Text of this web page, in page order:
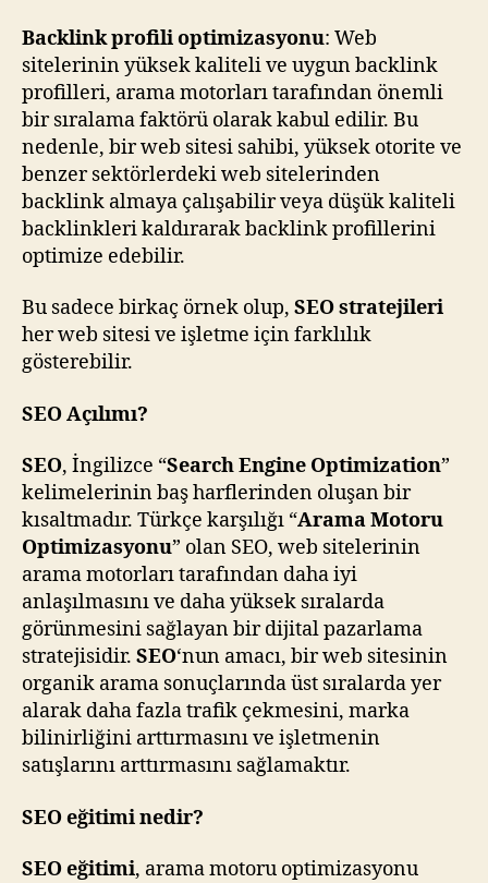
Backlink profili optimizasyonu: Web
sitelerinin yüksek kaliteli ve uygun backlink
profilleri, arama motorları tarafından önemli
bir sıralama faktörü olarak kabul edilir. Bu
nedenle, bir web sitesi sahibi, yüksek otorite ve
benzer sektörlerdeki web sitelerinden
backlink almaya çalışabilir veya düşük kaliteli
backlinkleri kaldırarak backlink profillerini
optimize edebilir.
Bu sadece birkaç örnek olup, SEO stratejileri
her web sitesi ve işletme için farklılık
gösterebilir.
SEO Açılımı?
SEO, İngilizce “Search Engine Optimization”
kelimelerinin baş harflerinden oluşan bir
kısaltmadır. Türkçe karşılığı “Arama Motoru
Optimizasyonu” olan SEO, web sitelerinin
arama motorları tarafından daha iyi
anlaşılmasını ve daha yüksek sıralarda
görünmesini sağlayan bir dijital pazarlama
stratejisidir. SEO‘nun amacı, bir web sitesinin
organik arama sonuçlarında üst sıralarda yer
alarak daha fazla trafik çekmesini, marka
bilinirliğini arttırmasını ve işletmenin
satışlarını arttırmasını sağlamaktır.
SEO eğitimi nedir?
SEO eğitimi, arama motoru optimizasyonu